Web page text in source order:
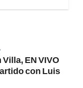
EN VIVO
con Luis